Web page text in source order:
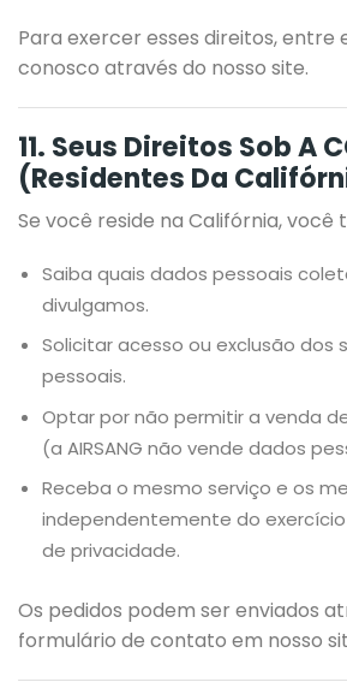
Para exercer esses direitos, entre
conosco através do nosso site.
11. Seus Direitos Sob A
(residentes Da
Se você reside na Califórnia, você
Saiba quais dados pessoais
divulgamos.
Solicitar acesso ou exclusão dos
pessoais.
Optar por não permitir a venda
(a AIRSANG não vende dados
Receba o mesmo serviço e os
independentemente do
de privacidade.
Os pedidos podem ser enviados
formulário de contato em nosso